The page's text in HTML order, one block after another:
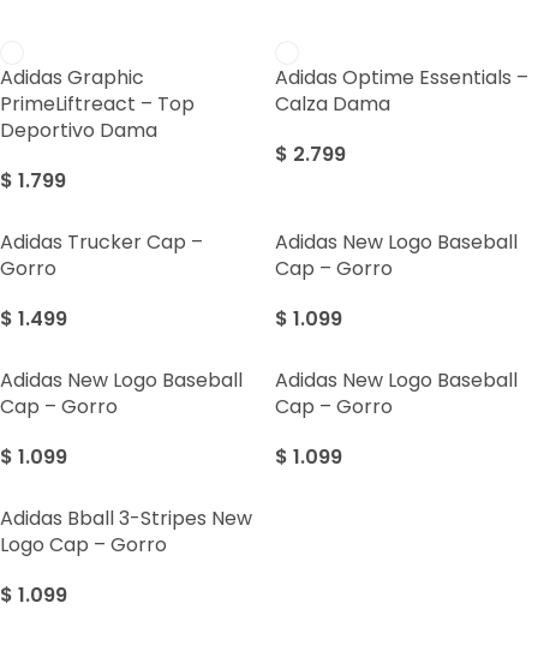
Adidas Graphic
PrimeLiftreact – Top
Deportivo Dama
$ 1.799
Adidas Optime Essentials –
Calza Dama
$ 2.799
Adidas Trucker Cap –
Gorro
$ 1.499
Adidas New Logo Baseball
Cap – Gorro
$ 1.099
Adidas New Logo Baseball
Cap – Gorro
$ 1.099
Adidas New Logo Baseball
Cap – Gorro
$ 1.099
Adidas Bball 3-Stripes New
Logo Cap – Gorro
$ 1.099